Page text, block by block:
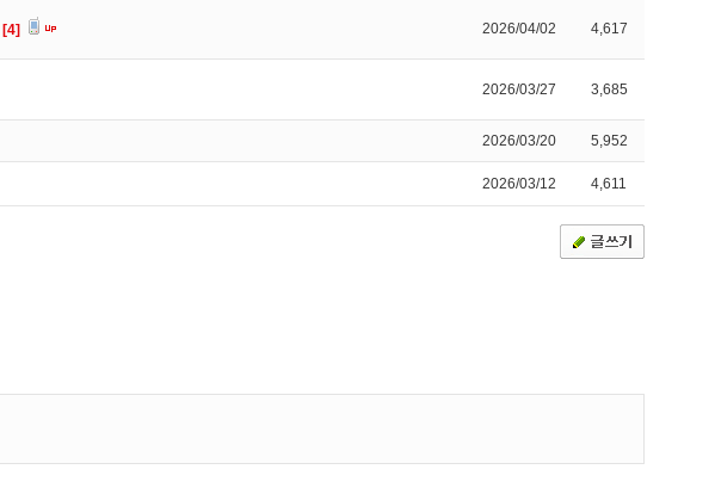
[4] 2026/04/02 4,617
2026/03/27 3,685
2026/03/20 5,952
2026/03/12 4,611